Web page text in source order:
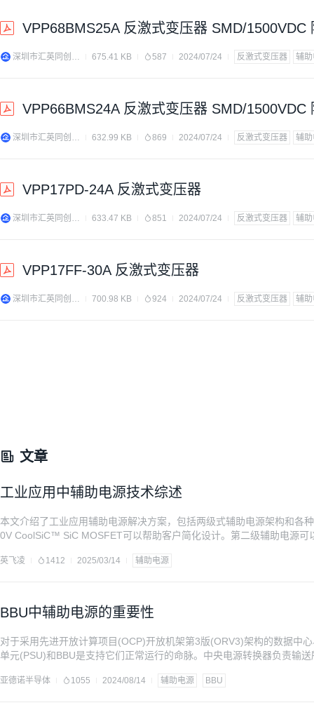
VPP68BMS25A 反激式变压器 SMD/1500VDC
深圳市汇英同创电子科技有限公司 675.41 KB 587 2024/07/24 反激式变压器 辅
VPP66BMS24A 反激式变压器 SMD/1500VDC
深圳市汇英同创电子科技有限公司 632.99 KB 869 2024/07/24 反激式变压器 辅
VPP17PD-24A 反激式变压器
深圳市汇英同创电子科技有限公司 633.47 KB 851 2024/07/24 反激式变压器 辅
VPP17FF-30A 反激式变压器
深圳市汇英同创电子科技有限公司 700.98 KB 924 2024/07/24 反激式变压器 辅
文章
工业应用中辅助电源技术综述
本文介绍了工业应用辅助电源解决方案，包括两级式辅助电源架构和各
0V CoolSiC™ SiC MOSFET可以帮助客户简化设计。第二级辅助电源
英飞凌 1412 2025/03/14 辅助电源
BBU中辅助电源的重要性
对于采用先进开放计算项目(OCP)开放机架第3版(ORV3)架构的数据中
单元(PSU)和BBU是支持它们正常运行的命脉。中央电源转换器负责输
全性，它发挥了不可或缺的作用。
亚德诺半导体 1055 2024/08/14 辅助电源 BBU